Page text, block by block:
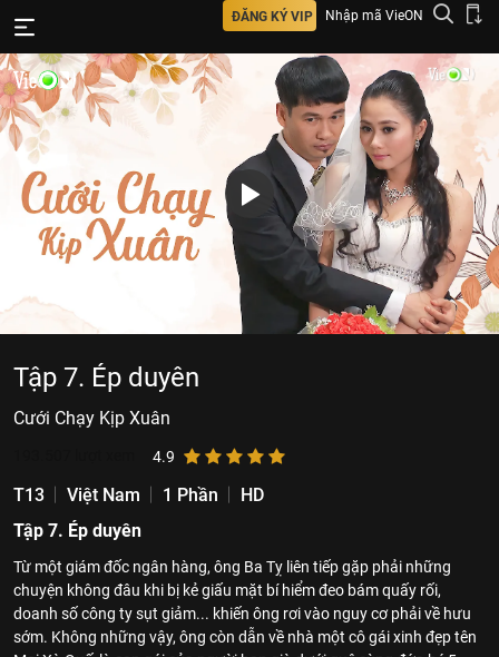
ĐĂNG KÝ VIP Nhập mã VieON
Tập 7. Ép duyên
Cưới Chạy Kịp Xuân
4.9
T13 Việt Nam 1 Phần
HD
Tập 7. Ép duyên
Từ một giám đốc ngân hàng, ông Ba Tỵ liên tiếp gặp phải những
chuyện không đâu khi bị kẻ giấu mặt bí hiểm đeo bám quấy rối,
doanh số công ty sụt giảm... khiến ông rơi vào nguy cơ phải về hưu
sớm. Không những vậy, ông còn dẫn về nhà một cô gái xinh đẹp tên